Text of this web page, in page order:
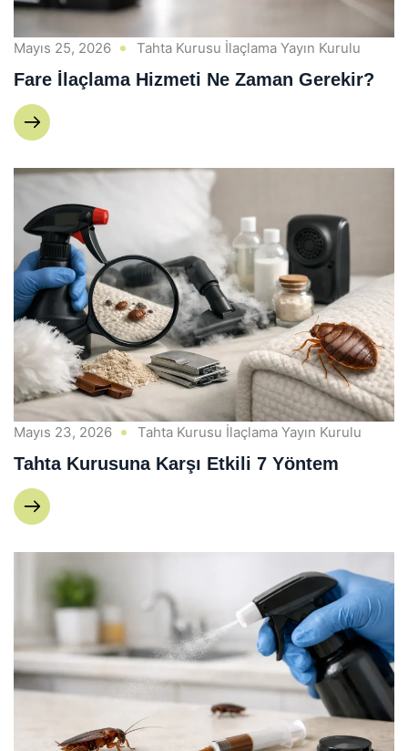
Mayıs 25, 2026 Tahta Kurusu İlaçlama Yayın Kurulu
Fare İlaçlama Hizmeti Ne Zaman Gerekir?
Mayıs 23, 2026 Tahta Kurusu İlaçlama Yayın Kurulu
Tahta Kurusuna Karşı Etkili 7 Yöntem